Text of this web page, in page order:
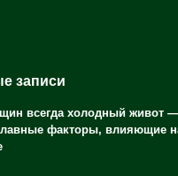
записи
всегда холодный живот —
факторы, влияющие